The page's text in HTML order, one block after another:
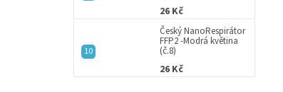
26 Kč
Český NanoRespirátor
FFP2 -Modrá květina
(č.8)
26 Kč